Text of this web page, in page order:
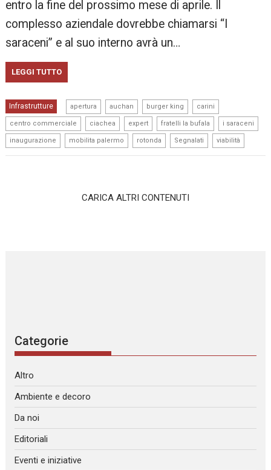
entro la fine del prossimo mese di aprile. Il
complesso aziendale dovrebbe chiamarsi “I
saraceni” e al suo interno avrà un…
LEGGI TUTTO
Infrastrutture apertura auchan burger king carini
centro commerciale ciachea expert fratelli la bufala i saraceni
inaugurazione mobilita palermo rotonda Segnalati viabilità
CARICA ALTRI CONTENUTI
Categorie
Altro
Ambiente e decoro
Da noi
Editoriali
Eventi e iniziative